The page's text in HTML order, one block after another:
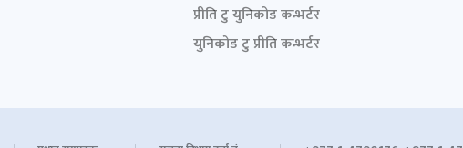
प्रीति टु युनिकोड कन्भर्टर
युनिकोड टु प्रीति कन्भर्टर